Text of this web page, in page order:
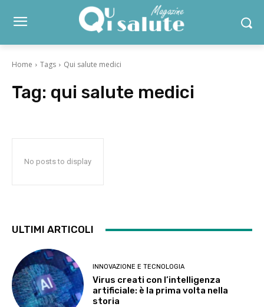
Home Tags Qui salute medici
Tag: qui salute medici
No posts to display
ULTIMI ARTICOLI
INNOVAZIONE E TECNOLOGIA
Virus creati con l’intelligenza
artificiale: è la prima volta nella
storia